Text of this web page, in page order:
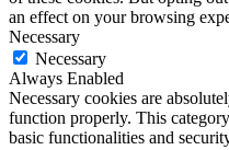
an effect on your browsing
Necessary
Necessary
Always Enabled
Necessary cookies are
function properly. This
basic functionalities and